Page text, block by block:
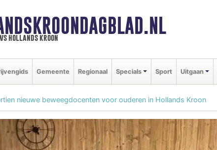
hollands kroon
Gemeente Regionaal Specials Sport Uitgaan
nieuwe beweegdocenten voor ouderen in Hollands Kroon